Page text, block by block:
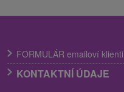
FORMULÁR emailoví klienti
KONTAKTNÍ ÚDAJE